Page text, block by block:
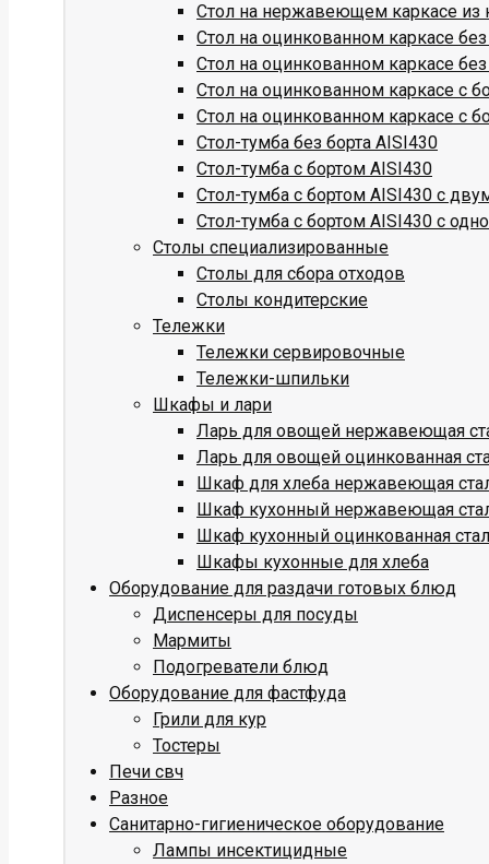
Стол на нержавеющем каркасе из
Стол на оцинкованном каркасе
Стол на оцинкованном каркасе
Стол на оцинкованном каркасе с
Стол на оцинкованном каркасе с
Стол-тумба без борта AISI430
Стол-тумба с бортом AISI430
Стол-тумба с бортом AISI430 с
Стол-тумба с бортом AISI430 с
Столы специализированные
Столы для сбора отходов
Столы кондитерские
Тележки
Тележки сервировочные
Тележки-шпильки
Шкафы и лари
Ларь для овощей нержавеющая
Ларь для овощей оцинкованная
Шкаф для хлеба нержавеющая
Шкаф кухонный нержавеющая
Шкаф кухонный оцинкованная
Шкафы кухонные для хлеба
Оборудование для раздачи готовых блюд
Диспенсеры для посуды
Мармиты
Подогреватели блюд
Оборудование для фастфуда
Грили для кур
Тостеры
Печи свч
Разное
Санитарно-гигиеническое оборудование
Лампы инсектицидные